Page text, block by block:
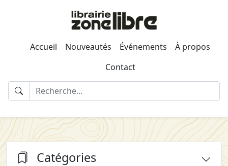
Accueil Nouveautés Événements
À propos
Contact
Catégories